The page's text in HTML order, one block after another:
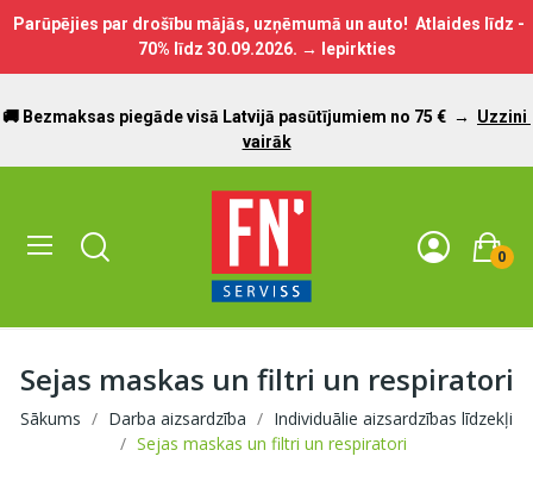
Parūpējies par drošību mājās, uzņēmumā un auto! Atlaides līdz -
70% līdz 30.09.2026. → Iepirkties
🚚 Bezmaksas piegāde visā Latvijā pasūtījumiem no 75 € → Uzzini
vairāk
0
Sejas maskas un filtri un respiratori
Sākums Darba aizsardzība
Individuālie aizsardzības līdzekļi
Sejas maskas un filtri un respiratori